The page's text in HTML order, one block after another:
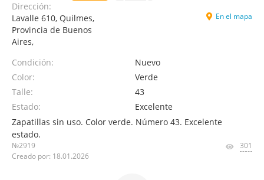
Dirección:
Lavalle 610, Quilmes,
Provincia de Buenos
Aires,
En el mapa
Condición:
Nuevo
Color:
Verde
Talle:
43
Estado:
Excelente
Zapatillas sin uso. Color verde. Número 43. Excelente
estado.
№2919
Creado por: 18.01.2026
301